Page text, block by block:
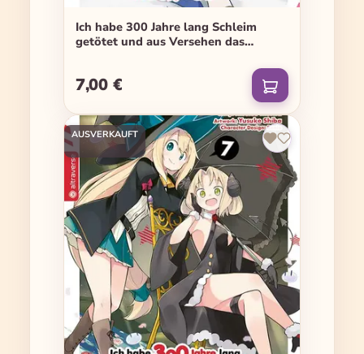
Ich habe 300 Jahre lang Schleim
getötet und aus Versehen das
Regulärer Preis:
7,00 €
AUSVERKAUFT